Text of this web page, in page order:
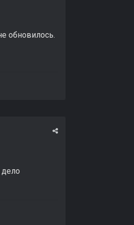
обновилось.